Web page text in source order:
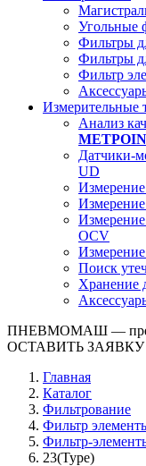
Угольные
Фильтры
Фильтры
Фильтр
Измерительные
Анализ
Датчики-
UD
OCV
Поиск
Хранение
ПНЕВМОМАШ —
ОСТАВИТЬ ЗАЯВКУ
Главная
Каталог
Фильтрование
Фильтр
Фильтр-
23(Type)